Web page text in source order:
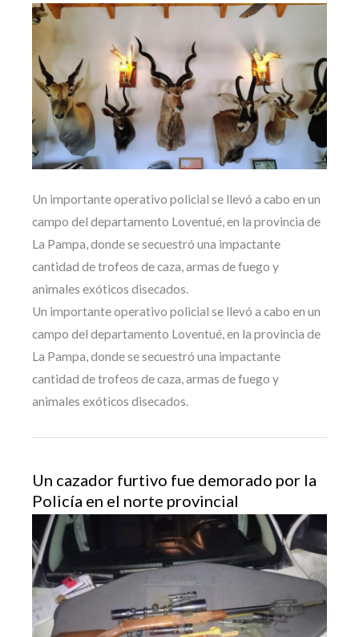
Un importante operativo policial se llevó a cabo en un
campo del departamento Loventué, en la provincia de
La Pampa, donde se secuestró una impactante
cantidad de trofeos de caza, armas de fuego y
animales exóticos disecados.
Un importante operativo policial se llevó a cabo en un
campo del departamento Loventué, en la provincia de
La Pampa, donde se secuestró una impactante
cantidad de trofeos de caza, armas de fuego y
animales exóticos disecados.
Un cazador furtivo fue demorado por la
Policía en el norte provincial